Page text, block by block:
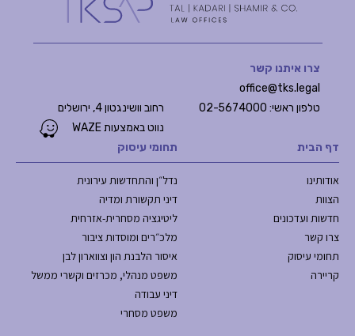
דף הבית
אודותינו
הצוות
חדשות ועדכונים
צרו קשר
תחומי עיסוק
קריירה
תחומי עיסוק
נדל״ן והתחדשות עירונית
דיני תקשורת ומדיה
ליטיגציה מסחרית-אזרחית
מלכ״רים ומוסדות ציבור
איסור הלבנת הון וצווארון לבן
משפט מנהלי, מכרזים וקשרי ממשל
דיני עבודה
משפט מסחרי
צרו איתנו קשר
office@tks.legal
טלפון ראשי: 02-5674000
רחוב וושינגטון 4, ירושלים
נווט באמצעות WAZE